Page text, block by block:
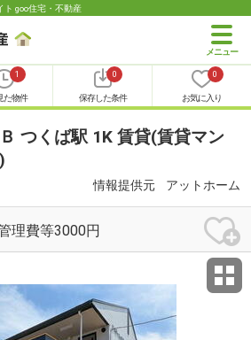
ト goo住宅・不動産
1
た物件
0
保存した条件
0
お気に入り
つくば駅 1K 賃貸(賃貸マン
情報提供元 アットホーム
理費等3000円